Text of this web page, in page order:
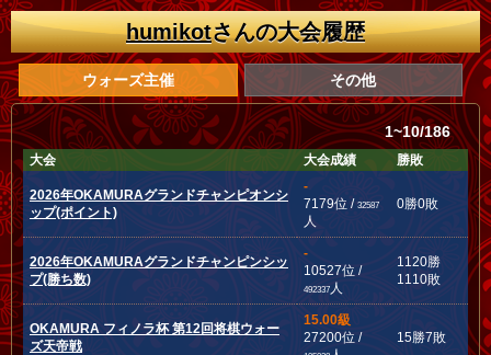
humikotさんの大会履歴
ウォーズ主催 その他
1~10/186
大会 大会成績 勝敗
2026年OKAMURAグランドチャンピオンシ
ップ(ポイント)
-
7179位 / 32587
人
0勝0敗
2026年OKAMURAグランドチャンピンシッ
プ(勝ち数)
-
10527位 /
492337 人
1120勝
1110敗
OKAMURA フィノラ杯 第12回将棋ウォー
ズ天帝戦
15.00級
27200位 /
15勝7敗